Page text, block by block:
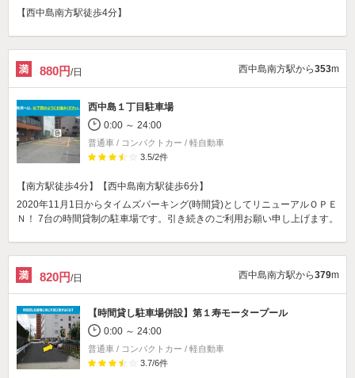
【西中島南方駅徒歩4分】
880円/日 西中島南方駅から353m
西中島１丁目駐車場
0:00 ～ 24:00
普通車 / コンパクトカー / 軽自動車
3.5/2件
【南方駅徒歩4分】【西中島南方駅徒歩6分】
2020年11月1日からタイムズパーキング(時間貸)としてリニューアルＯＰＥ
Ｎ！ 7台の時間貸制の駐車場です。引き続きのご利用お願い申し上げます。
820円/日 西中島南方駅から379m
【時間貸し駐車場併設】 第１寿モータープール
0:00 ～ 24:00
普通車 / コンパクトカー / 軽自動車
3.7/6件